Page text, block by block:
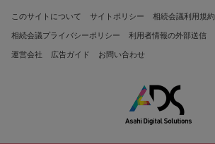
このサイトについて サイトポリシー 相続会議利用規約
相続会議プライバシーポリシー 利用者情報の外部送信
運営会社 広告ガイド お問い合わせ